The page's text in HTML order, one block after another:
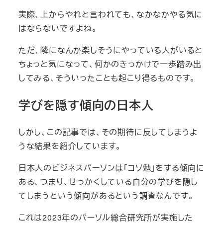
実際、上からやれと言われても、なかなかやる気に
はならないですよね。
ただ、隣になんか楽しそうにやっている人がいると
ちょっと気になって、何かのきっかけで一歩踏み出
してみる、そういったことも起こり得るものです。
学びを隠す傾向の日本人
しかし、この記事では、その期待に反してしまうよ
うな結果を紹介しています。
日本人のビジネスパーソンは「コソ勉」をする傾向に
ある、つまり、せっかくしている自分の学びを隠し
てしまうという傾向があるという調査なんです。
これは2023年のパーソル総合研究所が実施した